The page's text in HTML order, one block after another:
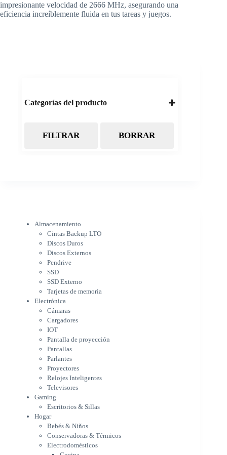
impresionante velocidad de 2666 MHz, asegurando una
eficiencia increíblemente fluida en tus tareas y juegos.
Categorías del producto
Almacenamiento
Cámaras
Cargadores
IOT
Pantalla de proyección
Pantallas
Proyectores
Relojes Inteligentes
Televisores
Gaming
Escritorios & Sillas
Hogar
Bebés & Niños
Conservadoras & Térmicos
Electrodomésticos
Cocina
Cuidado Personal
Limpieza & Organización
Equipos de oficina
Herramientas & Utilidad
Impresoras
A chorro
Etiqueta & Ticket
FILTRAR BORRAR
Almacenamiento
Cintas Backup LTO
Discos Duros
Discos Externos
Pendrive
SSD
SSD Externo
Tarjetas de memoria
Electrónica
Cámaras
Cargadores
IOT
Pantalla de proyección
Pantallas
Parlantes
Proyectores
Relojes Inteligentes
Televisores
Gaming
Escritorios & Sillas
Hogar
Bebés & Niños
Conservadoras & Térmicos
Electrodomésticos